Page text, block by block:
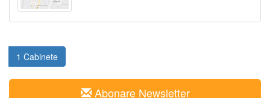
1 Cabinete
Abonare Newsletter